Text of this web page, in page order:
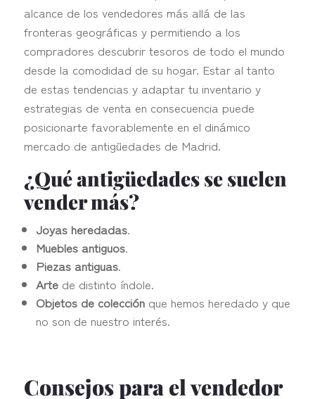
alcance de los vendedores más allá de las
fronteras geográficas y permitiendo a los
compradores descubrir tesoros de todo el mundo
desde la comodidad de su hogar. Estar al tanto
de estas tendencias y adaptar tu inventario y
estrategias de venta en consecuencia puede
posicionarte favorablemente en el dinámico
mercado de antigüedades de Madrid.
¿Qué antigüedades se suelen
vender más?
Joyas heredadas.
Muebles antiguos.
Piezas antiguas.
Artede distinto índole.
Objetos de colecciónque hemos heredado y que
no son de nuestro interés.
Consejos para el vendedor